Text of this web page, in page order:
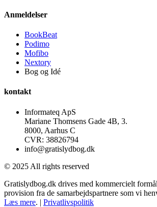
Anmeldelser
BookBeat
Podimo
Mofibo
Nextory
Bog og Idé
kontakt
Informateq ApS
Mariane Thomsens Gade 4B, 3.
8000, Aarhus C
CVR: 38826794
info@gratislydbog.dk
© 2025 All rights reserved
Gratislydbog.dk drives med kommercielt
provision fra de samarbejdspartnere som vi
Læs mere. | Privatlivspolitik